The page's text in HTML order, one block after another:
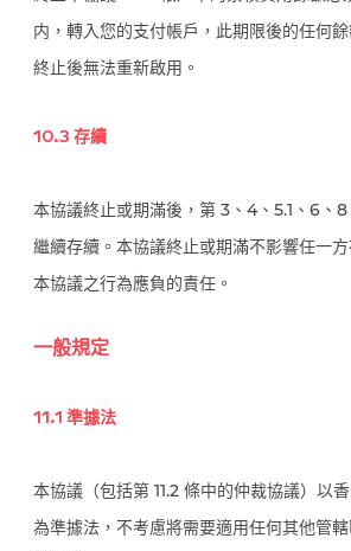
内，轉入您的支付帳戶，此期限後的任何
終止後無法重新啟用。
10.3 存續
本協議終止或期滿後，第 3、4、5.1、6、8
繼續存續。本協議終止或期滿不影響任一
本協議之行為應負的責任。
一般規定
11.1 準據法
本協議（包括第 11.2 條中的仲裁協議）以
為準據法，不考慮將需要適用任何其他管